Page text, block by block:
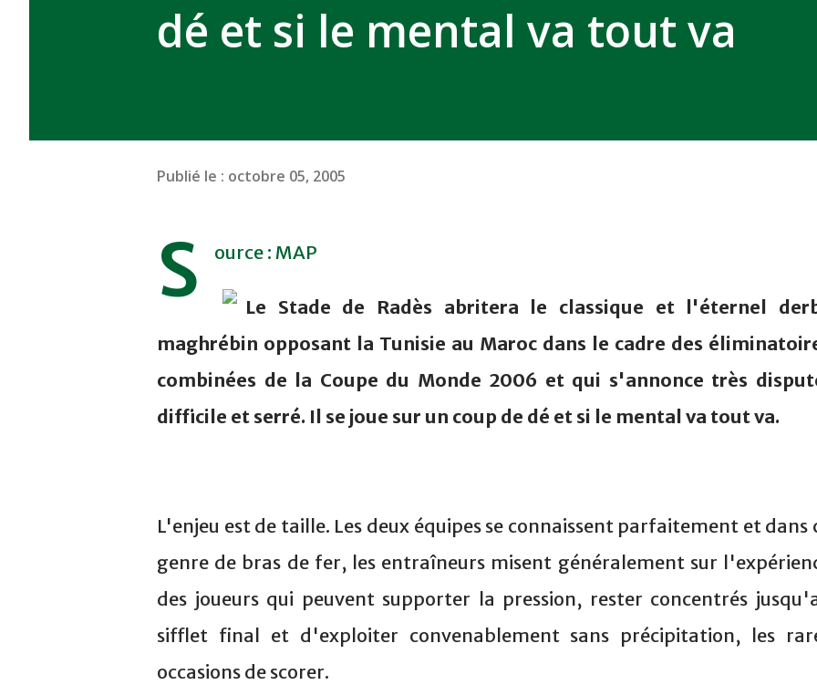
dé et si le mental va tout va
Publié le : octobre 05, 2005
S ource : MAP
Le Stade de Radès abritera le classique et l'éternel
maghrébin opposant la Tunisie au Maroc dans le cadre des
combinées de la Coupe du Monde 2006 et qui s'annonce très
difficile et serré. Il se joue sur un coup de dé et si le mental va tout va.
L'enjeu est de taille. Les deux équipes se connaissent parfaitement et dans
genre de bras de fer, les entraîneurs misent généralement sur
des joueurs qui peuvent supporter la pression, rester concentrés
sifflet final et d'exploiter convenablement sans précipitation, les
occasions de scorer.